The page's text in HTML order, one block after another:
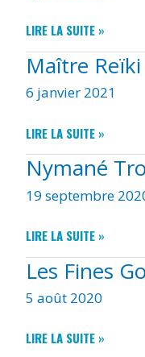
LE
CAMION
À
LIRE LA SUITE »
Maître
6 janvier 2021
MAÎTRE
REÏKI
PRATICIEN
ÉNERGÉTIQUE
LIRE LA SUITE »
Nymané
19 septembre
NYMANÉ
LIRE LA SUITE »
Les Fines
5 août 2020
LES
LIRE LA SUITE »